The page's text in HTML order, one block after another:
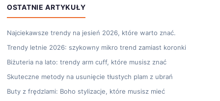
OSTATNIE ARTYKUŁY
Najciekawsze trendy na jesień 2026, które warto znać.
Trendy letnie 2026: szykowny mikro trend zamiast koronki
Biżuteria na lato: trendy arm cuff, które musisz znać
Skuteczne metody na usunięcie tłustych plam z ubrań
Buty z frędzlami: Boho stylizacje, które musisz mieć